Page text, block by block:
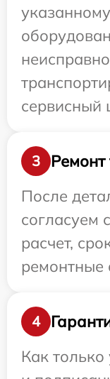
сервисный
3
Ремонт
После
согласуем
расчет,
ремонтные
4
Как только